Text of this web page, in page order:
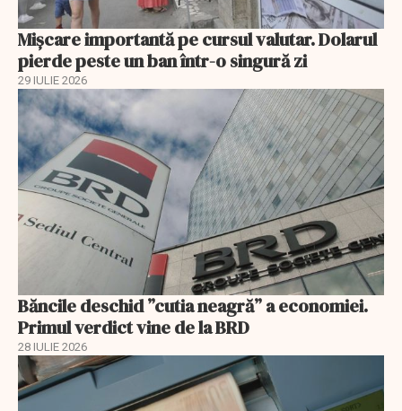
Mișcare importantă pe cursul valutar. Dolarul
pierde peste un ban într-o singură zi
29 IULIE 2026
Băncile deschid ”cutia neagră” a economiei.
Primul verdict vine de la BRD
28 IULIE 2026